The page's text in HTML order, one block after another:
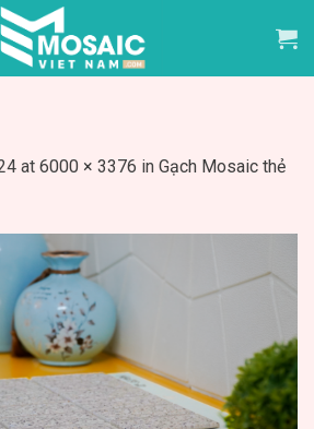
at 6000 × 3376 in Gạch Mosaic thẻ